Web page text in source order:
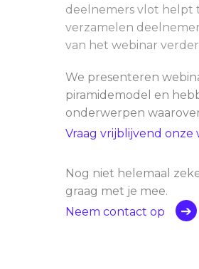
deelnemers vlot helpt
verzamelen
van het webinar
We presenteren
piramidemodel en
onderwerpen
Vraag vrijblijvend onze
Nog niet helemaal
graag met je mee.
Neem contact op